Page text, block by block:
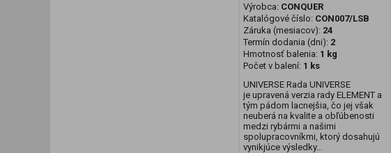
Výrobca: CONQUER
Katalógové číslo: CON007/LSB
Záruka (mesiacov): 24
Termín dodania (dni): 2
Hmotnosť balenia: 1 kg
Počet v balení: 1 ks
UNIVERSE Rada UNIVERSE
je upravená verzia rady ELEMENT a
tým pádom lacnejšia, čo jej však
neuberá na kvalite a obľúbenosti
medzi rybármi a našimi
spolupracovníkmi, ktorý dosahujú
vynikjúce výsledky...